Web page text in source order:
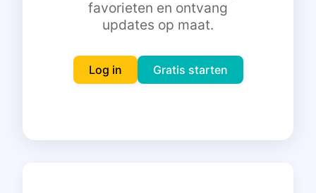
Inloggen
Gratis starten
favorieten en ontvang
updates op maat.
Log in Gratis starten